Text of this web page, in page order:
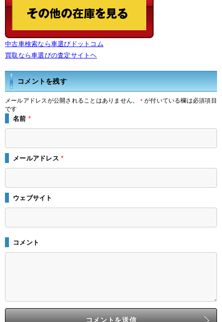
中古車検索なら車選びドットコム
買取なら車選びの査定サイトヘ
コメントを残す
メールアドレスが公開されることはありません。 *が付いている欄は必須項目
です
名前 *
メールアドレス*
ウェブサイト
コメント